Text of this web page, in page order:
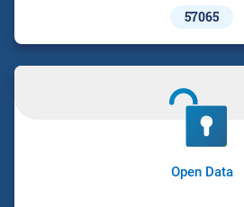
57065
Open Data